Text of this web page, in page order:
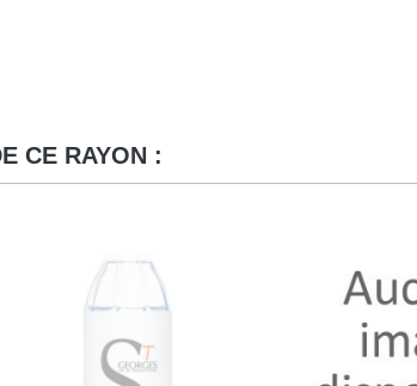
CE RAYON :